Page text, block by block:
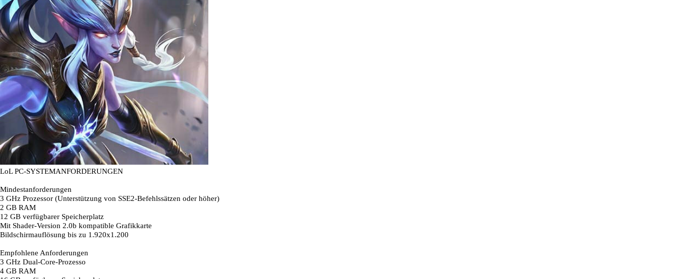
LoL PC-SYSTEMANFORDERUNGEN
Mindestanforderungen
3 GHz Prozessor (Unterstützung von SSE2-Befehlssätzen oder höher)
2 GB RAM
12 GB verfügbarer Speicherplatz
Mit Shader-Version 2.0b kompatible Grafikkarte
Bildschirmauflösung bis zu 1.920x1.200
Empfohlene Anforderungen
3 GHz Dual-Core-Prozesso
4 GB RAM